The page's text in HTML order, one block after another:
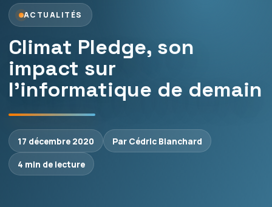
ACTUALITÉS
Climat Pledge, son
impact sur
l’informatique de demain
17 décembre 2020
Par Cédric Blanchard
4 min de lecture